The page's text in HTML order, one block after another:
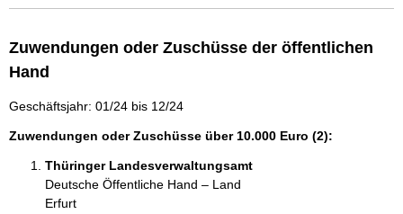
Zuwendungen oder Zuschüsse der öffentlichen
Hand
Geschäftsjahr: 01/24 bis 12/24
Zuwendungen oder Zuschüsse über 10.000 Euro (2):
Thüringer Landesverwaltungsamt
Deutsche Öffentliche Hand – Land
Erfurt